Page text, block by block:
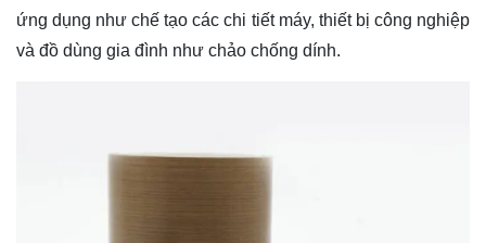
ứng dụng như chế tạo các chi tiết máy, thiết bị công nghiệp
và đồ dùng gia đình như chảo chống dính.